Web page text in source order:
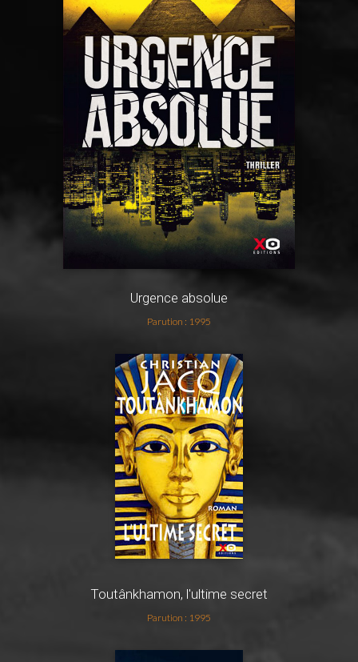
Urgence absolue
Parution : 1995
Toutânkhamon, l'ultime secret
Parution : 1995